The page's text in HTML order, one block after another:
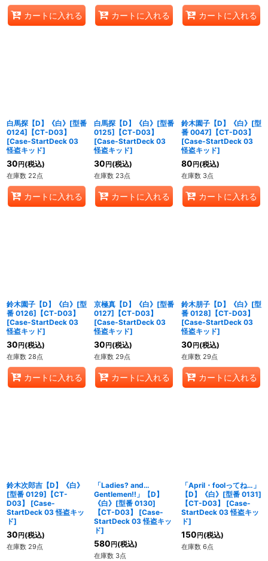
カートに入れる カートに入れる カートに入れる
白馬探【D】《白》[型番
0124]【CT-D03】
[Case-StartDeck 03
怪盗キッド]
30 円 (税込)
在庫数 22点
カートに入れる
白馬探【D】《白》[型番
0125]【CT-D03】
[Case-StartDeck 03
怪盗キッド]
30 円(税込)
在庫数 23点
カートに入れる
鈴木園子【D】《白》[型
番 0047]【CT-D03】
[Case-StartDeck 03
怪盗キッド]
80 円(税込)
在庫数 3点
カートに入れる
鈴木園子【D】《白》[型
番 0126]【CT-D03】
[Case-StartDeck 03
怪盗キッド]
30 円 (税込)
在庫数 28点
カートに入れる
京極真【D】《白》[型番
0127]【CT-D03】
[Case-StartDeck 03
怪盗キッド]
30 円(税込)
在庫数 29点
カートに入れる
鈴木朋子【D】《白》[型
番 0128]【CT-D03】
[Case-StartDeck 03
怪盗キッド]
30 円(税込)
在庫数 29点
カートに入れる
鈴木次郎吉【D】《白》
[型番 0129]【CT-
D03】
[Case-
StartDeck 03 怪盗キッ
ド]
30 円 (税込)
在庫数 29点
「Ladies? and…
Gentlemen!!」【D】
《白》[型番 0130]
【CT-D03】
[Case-
StartDeck 03 怪盗キッ
ド]
580 円(税込)
在庫数 3点
「April・foolってね…」
【D】《白》[型番 0131]
【CT-D03】
[Case-
StartDeck 03 怪盗キッ
ド]
150 円(税込)
在庫数 6点